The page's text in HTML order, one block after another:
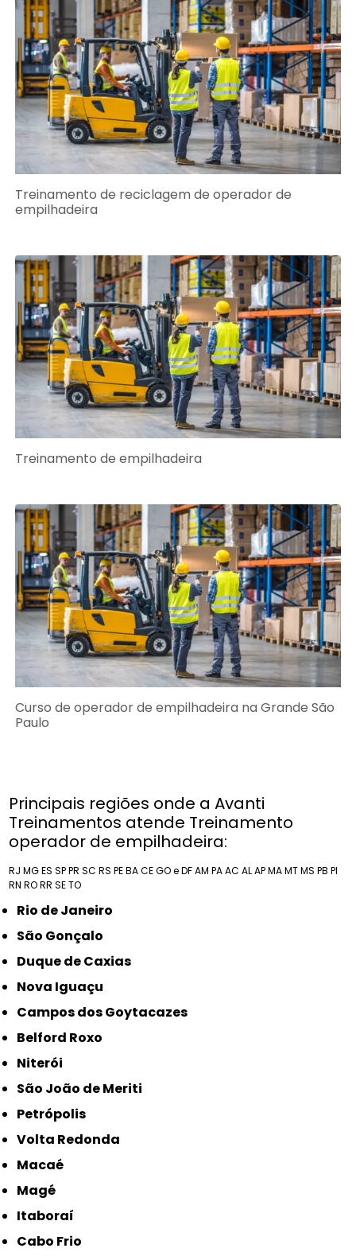
Treinamento de reciclagem de operador de
empilhadeira
Treinamento de empilhadeira
Curso de operador de empilhadeira na Grande São
Paulo
Principais regiões onde a Avanti
Treinamentos atende Treinamento
operador de empilhadeira:
RJ MGES SPPR SC RS PEBACEGO e DFAM PAAC ALAPMAMTMS PB PI
RN RORR SETO
Rio de Janeiro
São Gonçalo
Duque de Caxias
Nova Iguaçu
Campos dos Goytacazes
Belford Roxo
Niterói
São João de Meriti
Petrópolis
Volta Redonda
Macaé
Magé
Itaboraí
Cabo Frio